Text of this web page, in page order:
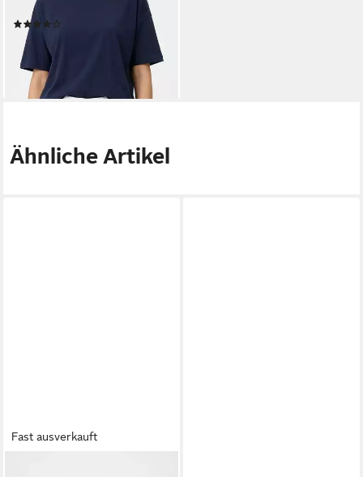
ZERRES_GRETA Jeans
85,95 €
lieferbar - in 2-3 Werktagen bei dir
Ähnliche Artikel
Fast ausverkauft